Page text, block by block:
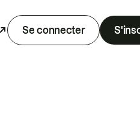
Se connecter